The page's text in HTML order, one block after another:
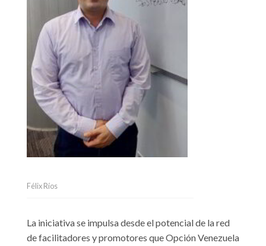
Félix Ríos
La iniciativa se impulsa desde el potencial de la red
de facilitadores y promotores que Opción Venezuela